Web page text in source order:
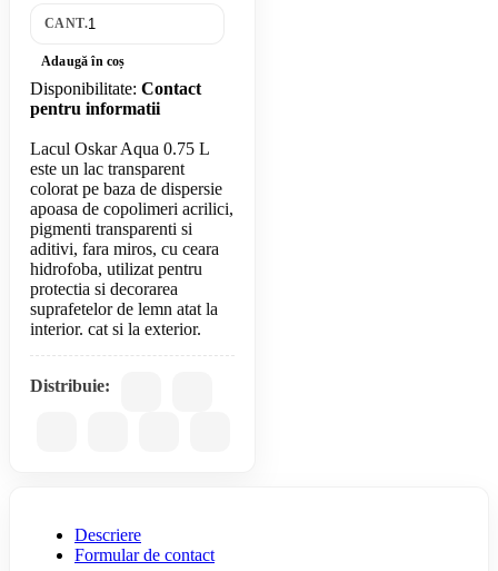
CANT.
Adaugă în coș
Disponibilitate: Contact
pentru informatii
Lacul Oskar Aqua 0.75 L
este un lac transparent
colorat pe baza de dispersie
apoasa de copolimeri acrilici,
pigmenti transparenti si
aditivi, fara miros, cu ceara
hidrofoba, utilizat pentru
protectia si decorarea
suprafetelor de lemn atat la
Distribuie:
Descriere
Formular de contact